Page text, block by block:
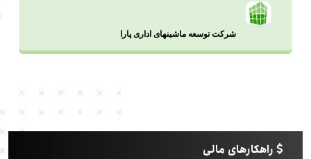
شرکت توسعه ماشینهای اداری پارا
راهکارهای مالی